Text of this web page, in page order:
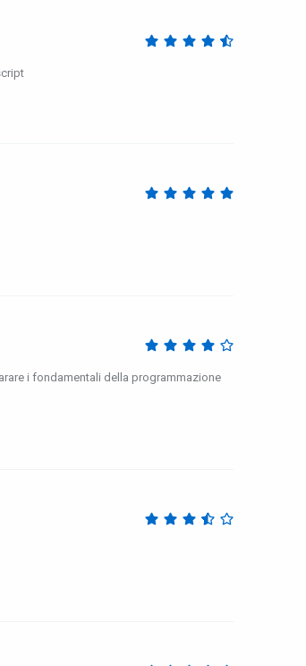
i fondamentali della programmazione